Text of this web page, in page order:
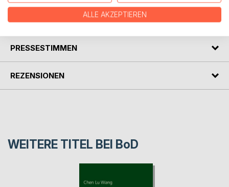
AUTOR/IN
PRESSESTIMMEN
REZENSIONEN
WEITERE TITEL BEI BoD
ALLE AKZEPTIEREN